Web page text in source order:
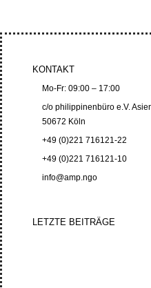
KONTAKT
Mo-Fr: 09:00 – 17:00
c/o philippinenbüro e.V.
50672 Köln
+49 (0)221 716121-22
+49 (0)221 716121-10
info@amp.ngo
LETZTE BEITRÄGE